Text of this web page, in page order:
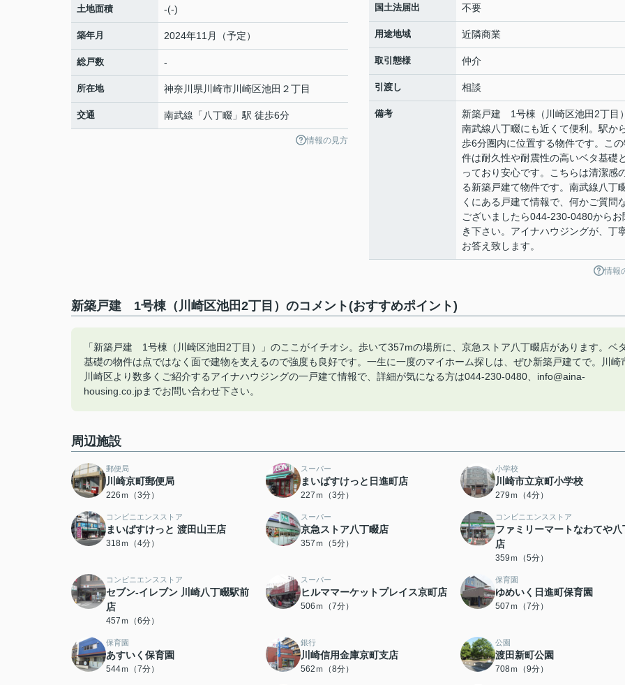
土地面積 -(-)
築年月 2024年11月（予定）
総戸数 -
所在地 神奈川県 川崎市川崎区池田 ２丁目
交通 南武線 「 八丁畷 」駅 徒歩6分
情報の見方
国土法届出 不要
用途地域 近隣商業
取引態様 仲介
引渡し 相談
備考
新築戸建 1号棟（川崎区池田2丁目
南武線八丁畷にも近くて便利。駅か
歩6分圏内に位置する物件です。こ
件は耐久性や耐震性の高いベタ基礎
っており安心です。こちらは清潔感
る新築戸建て物件です。南武線八丁
くにある戸建て情報で、何かご質問
ございましたら044-230-0480からお
き下さい。アイナハウジングが、丁
お答え致します。
情報
新築戸建 1号棟（川崎区池田2丁目）のコメント(おすすめポイント)
「新築戸建 1号棟（川崎区池田2丁目）」のここがイチオシ。歩いて357mの場所に、京急ストア八丁畷店があります。ベ
基礎の物件は点ではなく面で建物を支えるので強度も良好です。一生に一度のマイホーム探しは、ぜひ新築戸建てで。川崎
川崎区より数多くご紹介するアイナハウジングの一戸建て情報で、詳細が気になる方は044-230-0480、info@aina-
housing.co.jpまでお問い合わせ下さい。
周辺施設
郵便局
川崎京町郵便局
226ｍ（3分）
スーパー
まいばすけっと日進町店
227ｍ（3分）
小学校
川崎市立京町小学校
279ｍ（4分）
コンビニエンスストア
まいばすけっと 渡田山王店
318ｍ（4分）
スーパー
京急ストア八丁畷店
357ｍ（5分）
コンビニエンスストア
ファミリーマートなわてや八
店
359ｍ（5分）
コンビニエンスストア
セブン‐イレブン 川崎八丁畷駅前
店
457ｍ（6分）
スーパー
ヒルママーケットプレイス京町店
506ｍ（7分）
保育園
ゆめいく日進町保育園
507ｍ（7分）
保育園
あすいく保育園
544ｍ（7分）
銀行
川崎信用金庫京町支店
562ｍ（8分）
公園
渡田新町公園
708ｍ（9分）